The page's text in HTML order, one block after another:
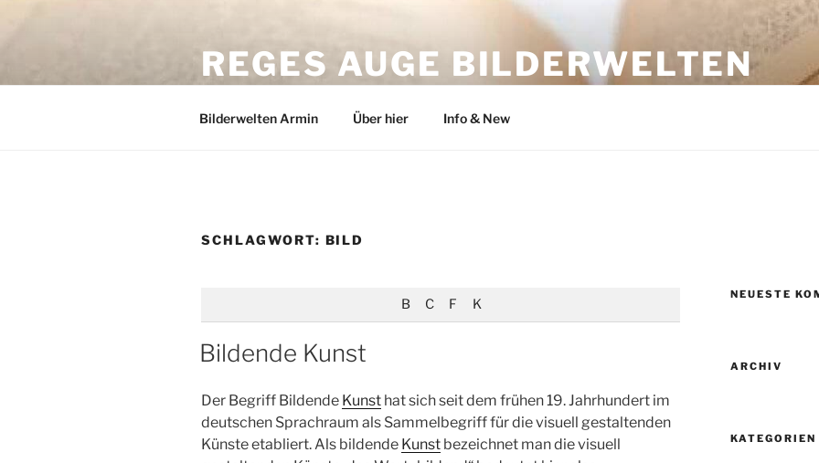
REGES AUGE BILDERWELTEN
Bilderwelten Armin Über hier Info & New
SCHLAGWORT: BILD
B C F K
Bildende Kunst
Der Begriff Bildende Kunst hat sich seit dem frühen 19. Jahrhundert im
deutschen Sprachraum als Sammelbegriff für die visuell gestaltenden
Künste etabliert. Als bildende Kunst bezeichnet man die visuell
NEUESTE
ARCHIV
KATEGORIEN